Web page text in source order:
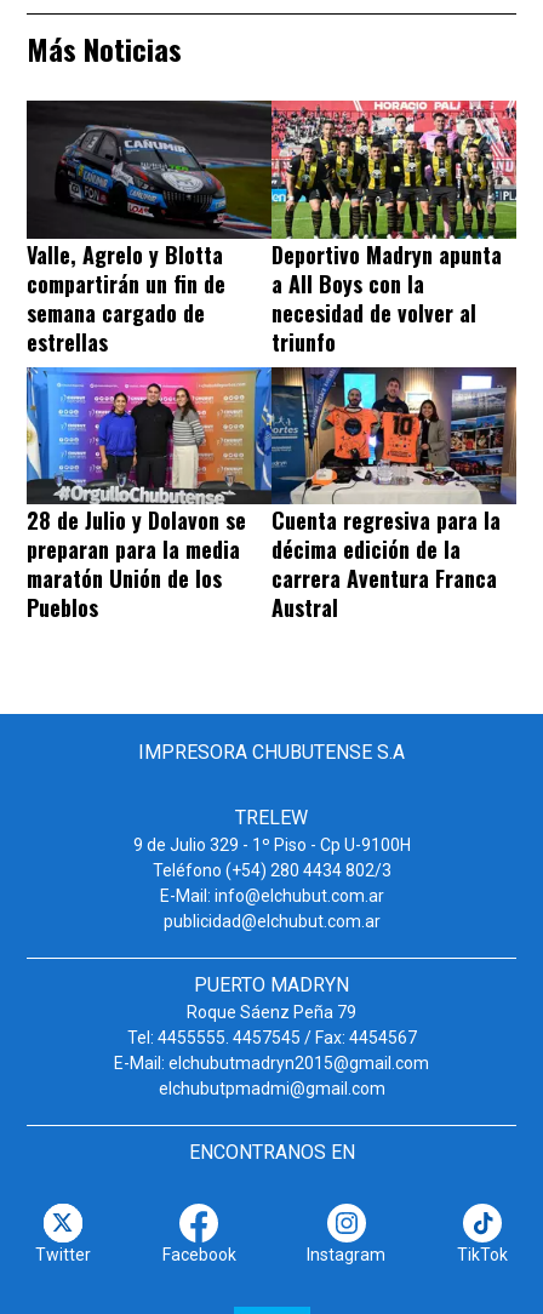
Más Noticias
Valle, Agrelo y Blotta
compartirán un fin de
semana cargado de
estrellas
Deportivo Madryn apunta
a All Boys con la
necesidad de volver al
triunfo
28 de Julio y Dolavon se
preparan para la media
maratón Unión de los
Pueblos
Cuenta regresiva para la
décima edición de la
carrera Aventura Franca
Austral
IMPRESORA CHUBUTENSE S.A
TRELEW
9 de Julio 329 - 1º Piso - Cp U-9100H
Teléfono (+54) 280 4434 802/3
E-Mail: info@elchubut.com.ar
publicidad@elchubut.com.ar
PUERTO MADRYN
Roque Sáenz Peña 79
Tel: 4455555. 4457545 / Fax: 4454567
E-Mail: elchubutmadryn2015@gmail.com
elchubutpmadmi@gmail.com
ENCONTRANOS EN
Twitter Facebook Instagram TikTok